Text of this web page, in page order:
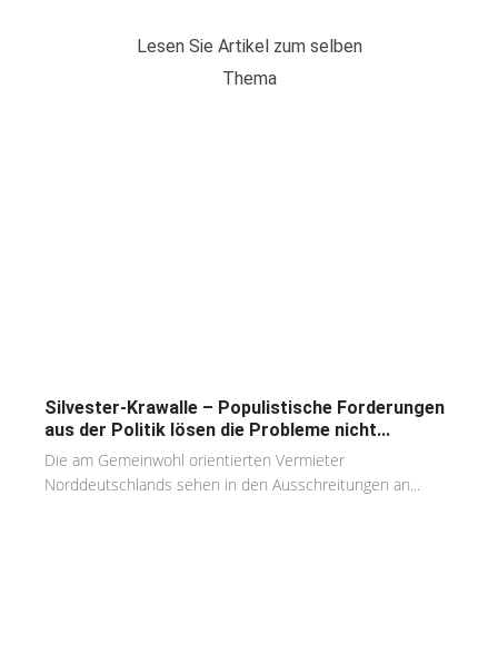
Lesen Sie Artikel zum selben
Thema
Silvester-Krawalle – Populistische Forderungen
aus der Politik lösen die Probleme nicht...
Die am Gemeinwohl orientierten Vermieter
Norddeutschlands sehen in den Ausschreitungen an...